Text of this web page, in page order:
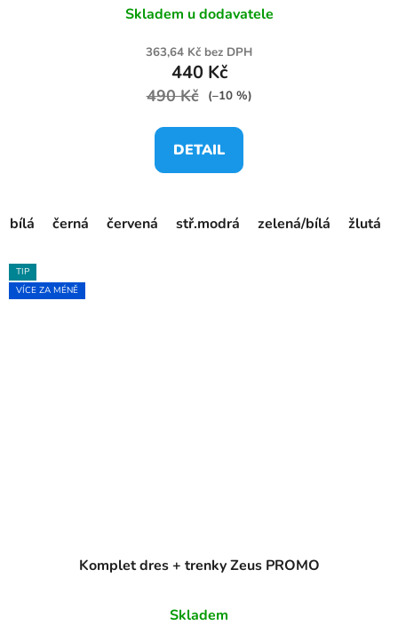
Skladem u dodavatele
363,64 Kč bez DPH
440 Kč
490 Kč (–10 %)
DETAIL
bílá černá červená stř.modrá zelená/bílá žlutá
TIP
VÍCE ZA MÉNĚ
Komplet dres + trenky Zeus PROMO
Skladem